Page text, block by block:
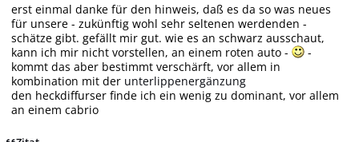
erst einmal danke für den hinweis, daß es da so was neues
für unsere - zukünftig wohl sehr seltenen werdenden -
schätze gibt. gefällt mir gut. wie es an schwarz ausschaut,
kann ich mir nicht vorstellen, an einem roten auto -
-
kommt das aber bestimmt verschärft, vor allem in
kombination mit der unterlippenergänzung
den heckdiffurser finde ich ein wenig zu dominant, vor allem
an einem cabrio